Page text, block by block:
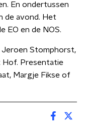
En ondertussen
de avond. Het
EO en de NOS.
Jeroen Stomphorst,
Hof. Presentatie
Margje Fikse of